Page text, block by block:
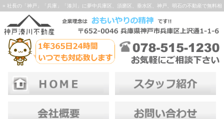
» 社長の「神戸」「兵庫」「湊川」に夢中兵庫区、須磨区、垂水区、神戸、明石の不動産で無料相
談お待ちしております！